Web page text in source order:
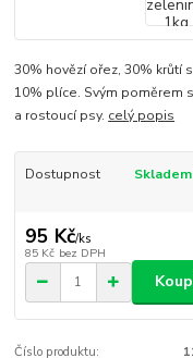
30% hovězí ořez, 30% krůtí
10% plíce. Svým poměrem
a rostoucí psy. celý popis
Dostupnost
95 Kč/ks
85 Kč bez DPH
Číslo produktu: